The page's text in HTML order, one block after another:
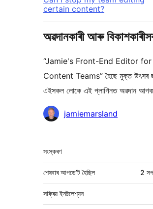
certain content?
অৱদানকাৰী আৰু
“Jamie's Front-End Editor for
Content Teams” হৈছে মুক্ত উৎসৰ
এইসকল লোকে এই প্লাগিনত অৱদান
অৱদানকাৰীসকলjamiemarsland
মেটা
সংস্কৰণ
2
শেষবাৰ আপডে’ট হৈছিল
সক্ৰিয় ইনষ্টলেশ্যন